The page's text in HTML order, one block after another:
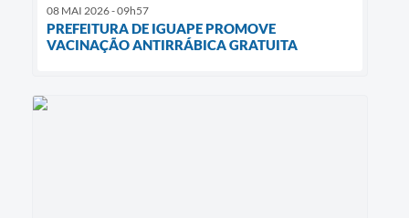
08 MAI 2026 - 09h57
PREFEITURA DE IGUAPE PROMOVE
VACINAÇÃO ANTIRRÁBICA GRATUITA